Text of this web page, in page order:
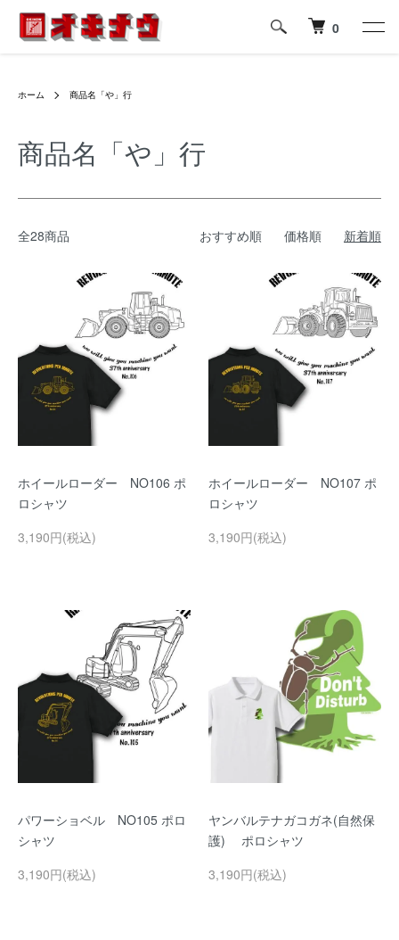
0
ホーム 商品名「や」行
商品名「や」行
全28商品 おすすめ順 価格順 新着順
ホイールローダー NO106 ポ
ロシャツ
3,190円(税込)
ホイールローダー NO107 ポ
ロシャツ
3,190円(税込)
パワーショベル NO105 ポロ
シャツ
3,190円(税込)
ヤンバルテナガコガネ(自然保
護) ポロシャツ
3,190円(税込)